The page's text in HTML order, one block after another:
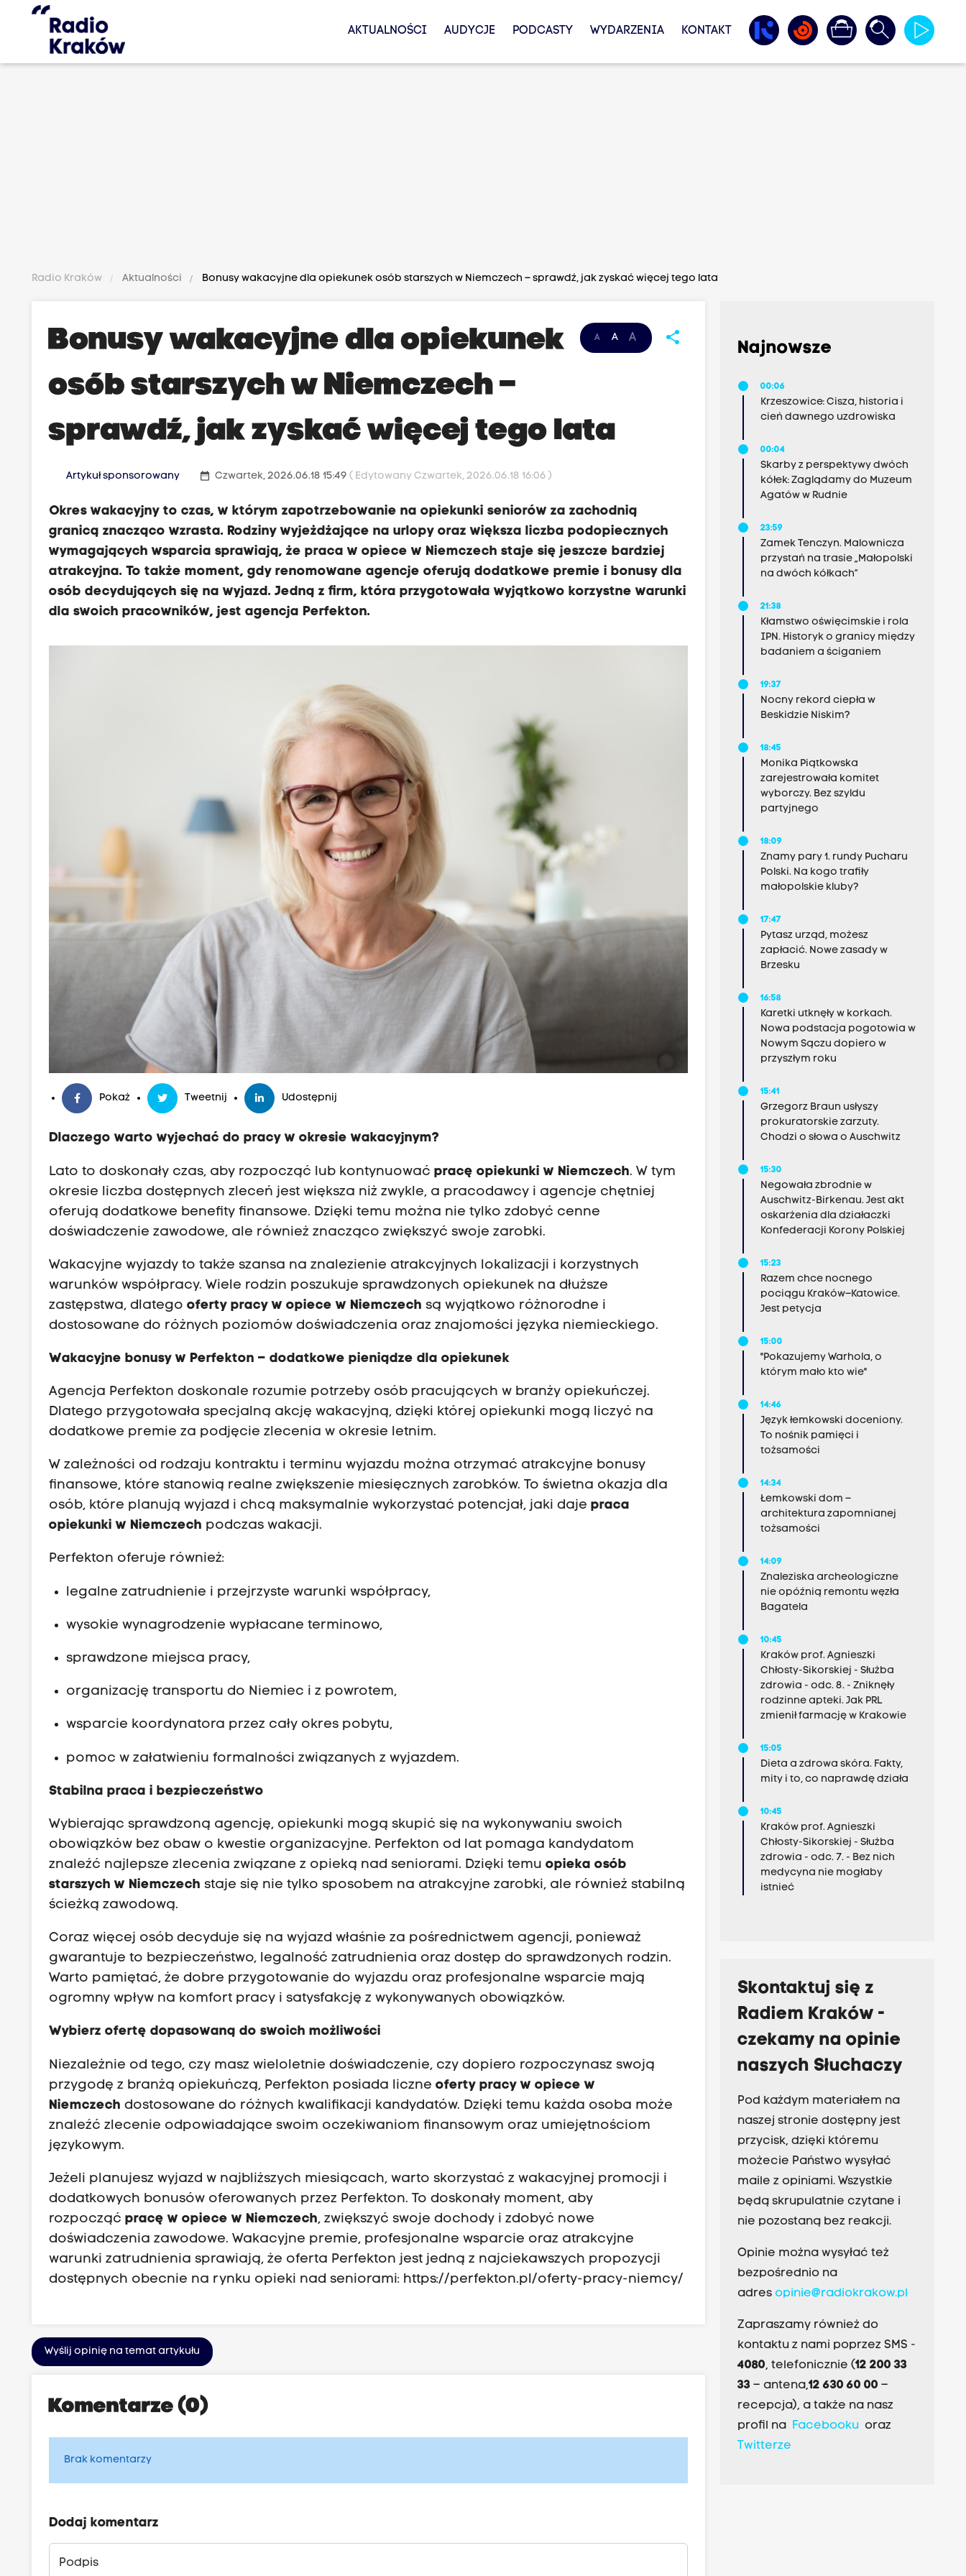
AKTUALNOŚCI AUDYCJE PODCASTY WYDARZENIA KONTAKT
Radio Kraków Aktualności Bonusy wakacyjne dla opiekunek osób starszych w Niemczech – sprawdź, jak zyskać więcej tego lata
A A A share
Bonusy wakacyjne dla opiekunek
osób starszych w Niemczech –
sprawdź, jak zyskać więcej tego lata
Artykuł sponsorowany date_range Czwartek, 2026.06.18 15:49( Edytowany Czwartek, 2026.06.18 16:06 )
Okres wakacyjny to czas, w którym zapotrzebowanie na opiekunki seniorów za zachodnią
granicą znacząco wzrasta. Rodziny wyjeżdżające na urlopy oraz większa liczba podopiecznych
wymagających wsparcia sprawiają, że praca w opiece w Niemczech staje się jeszcze bardziej
atrakcyjna. To także moment, gdy renomowane agencje oferują dodatkowe premie i bonusy dla
osób decydujących się na wyjazd. Jedną z firm, która przygotowała wyjątkowo korzystne warunki
dla swoich pracowników, jest agencja Perfekton.
Pokaż Tweetnij Udostępnij
Dlaczego warto wyjechać do pracy w okresie wakacyjnym?
Lato to doskonały czas, aby rozpocząć lub kontynuowaćpracę opiekunki w Niemczech. W tym
okresie liczba dostępnych zleceń jest większa niż zwykle, a pracodawcy i agencje chętniej
oferują dodatkowe benefity finansowe. Dzięki temu można nie tylko zdobyć cenne
doświadczenie zawodowe, ale również znacząco zwiększyć swoje zarobki.
Wakacyjne wyjazdy to także szansa na znalezienie atrakcyjnych lokalizacji i korzystnych
warunków współpracy. Wiele rodzin poszukuje sprawdzonych opiekunek na dłuższe
zastępstwa, dlategooferty pracy w opiece w Niemczech są wyjątkowo różnorodne i
dostosowane do różnych poziomów doświadczenia oraz znajomości języka niemieckiego.
Wakacyjne bonusy w Perfekton – dodatkowe pieniądze dla opiekunek
Agencja Perfekton doskonale rozumie potrzeby osób pracujących w branży opiekuńczej.
Dlatego przygotowała specjalną akcję wakacyjną, dzięki której opiekunki mogą liczyć na
dodatkowe premie za podjęcie zlecenia w okresie letnim.
W zależności od rodzaju kontraktu i terminu wyjazdu można otrzymać atrakcyjne bonusy
finansowe, które stanowią realne zwiększenie miesięcznych zarobków. To świetna okazja dla
osób, które planują wyjazd i chcą maksymalnie wykorzystać potencjał, jaki dajepraca
opiekunki w Niemczech podczas wakacji.
Perfekton oferuje również:
legalne zatrudnienie i przejrzyste warunki współpracy,
wysokie wynagrodzenie wypłacane terminowo,
sprawdzone miejsca pracy,
organizację transportu do Niemiec i z powrotem,
wsparcie koordynatora przez cały okres pobytu,
pomoc w załatwieniu formalności związanych z wyjazdem.
Stabilna praca i bezpieczeństwo
Wybierając sprawdzoną agencję, opiekunki mogą skupić się na wykonywaniu swoich
obowiązków bez obaw o kwestie organizacyjne. Perfekton od lat pomaga kandydatom
znaleźć najlepsze zlecenia związane z opieką nad seniorami. Dzięki temuopieka osób
starszych w Niemczech staje się nie tylko sposobem na atrakcyjne zarobki, ale również stabilną
ścieżką zawodową.
Coraz więcej osób decyduje się na wyjazd właśnie za pośrednictwem agencji, ponieważ
gwarantuje to bezpieczeństwo, legalność zatrudnienia oraz dostęp do sprawdzonych rodzin.
Warto pamiętać, że dobre przygotowanie do wyjazdu oraz profesjonalne wsparcie mają
ogromny wpływ na komfort pracy i satysfakcję z wykonywanych obowiązków.
Wybierz ofertę dopasowaną do swoich możliwości
Niezależnie od tego, czy masz wieloletnie doświadczenie, czy dopiero rozpoczynasz swoją
przygodę z branżą opiekuńczą, Perfekton posiada liczneoferty pracy w opiece w
Niemczech dostosowane do różnych kwalifikacji kandydatów. Dzięki temu każda osoba może
znaleźć zlecenie odpowiadające swoim oczekiwaniom finansowym oraz umiejętnościom
językowym.
Jeżeli planujesz wyjazd w najbliższych miesiącach, warto skorzystać z wakacyjnej promocji i
dodatkowych bonusów oferowanych przez Perfekton. To doskonały moment, aby
rozpocząćpracę w opiece w Niemczech, zwiększyć swoje dochody i zdobyć nowe
doświadczenia zawodowe. Wakacyjne premie, profesjonalne wsparcie oraz atrakcyjne
warunki zatrudnienia sprawiają, że oferta Perfekton jest jedną z najciekawszych propozycji
dostępnych obecnie na rynku opieki nad seniorami: https://perfekton.pl/oferty-pracy-niemcy/
Wyślij opinię na temat artykułu
Komentarze (0)
Brak komentarzy
Dodaj komentarz
Podpis
Najnowsze
00:06
Krzeszowice: Cisza, historia i
cień dawnego uzdrowiska
00:04
Skarby z perspektywy dwóch
kółek: Zaglądamy do Muzeum
Agatów w Rudnie
23:59
Zamek Tenczyn. Malownicza
przystań na trasie „Małopolski
na dwóch kółkach”
21:38
Kłamstwo oświęcimskie i rola
IPN. Historyk o granicy między
badaniem a ściganiem
19:37
Nocny rekord ciepła w
Beskidzie Niskim?
18:45
Monika Piątkowska
zarejestrowała komitet
wyborczy. Bez szyldu
partyjnego
18:09
Znamy pary 1. rundy Pucharu
Polski. Na kogo trafiły
małopolskie kluby?
17:47
Pytasz urząd, możesz
zapłacić. Nowe zasady w
Brzesku
16:58
Karetki utknęły w korkach.
Nowa podstacja pogotowia w
Nowym Sączu dopiero w
przyszłym roku
15:41
Grzegorz Braun usłyszy
prokuratorskie zarzuty.
Chodzi o słowa o Auschwitz
15:30
Negowała zbrodnie w
Auschwitz-Birkenau. Jest akt
oskarżenia dla działaczki
Konfederacji Korony Polskiej
15:23
Razem chce nocnego
pociągu Kraków–Katowice.
Jest petycja
15:00
"Pokazujemy Warhola, o
którym mało kto wie"
14:46
Język łemkowski doceniony.
To nośnik pamięci i
tożsamości
14:34
Łemkowski dom –
architektura zapomnianej
tożsamości
14:09
Znaleziska archeologiczne
nie opóźnią remontu węzła
Bagatela
10:45
Kraków prof. Agnieszki
Chłosty-Sikorskiej - Służba
zdrowia - odc. 8. - Zniknęły
rodzinne apteki. Jak PRL
zmienił farmację w Krakowie
15:05
Dieta a zdrowa skóra. Fakty,
mity i to, co naprawdę działa
10:45
Kraków prof. Agnieszki
Chłosty-Sikorskiej - Służba
zdrowia - odc. 7. - Bez nich
medycyna nie mogłaby
istnieć
Skontaktuj się z
Radiem Kraków -
czekamy na opinie
naszych Słuchaczy
Pod każdym materiałem na
naszej stronie dostępny jest
przycisk, dzięki któremu
możecie Państwo wysyłać
maile z opiniami. Wszystkie
będą skrupulatnie czytane i
nie pozostaną bez reakcji.
Opinie można wysyłać też
bezpośrednio na
adres opinie@radiokrakow.pl
Zapraszamy również do
kontaktu z nami poprzez SMS -
4080, telefonicznie (12 200 33
33– antena,12 630 60 00 –
recepcja), a także na nasz
profil na Facebookuoraz
Twitterze